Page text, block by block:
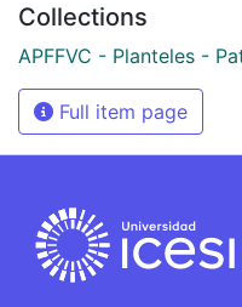
Collections
APFFVC - Planteles -
Full item page